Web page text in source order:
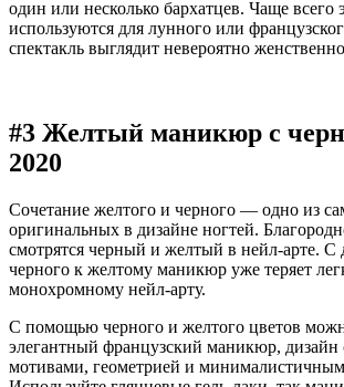
один или несколько бархатцев. Чаще всего
используются для лунного или
спектакль выглядит невероятно
#3 Желтый маникюр с
2020
Сочетание желтого и черного — одно из
оригинальных в дизайне ногтей.
смотрятся черный и желтый в нейл-арте. С
черного к желтому маникюр уже теряет
монохромному нейл-арту.
С помощью черного и желтого цветов
элегантный французский маникюр, дизайн
мотивами, геометрией и